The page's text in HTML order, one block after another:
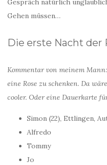
Gespräch natürlich
Gehen müssen…
Die erste Nacht der
Kommentar von meinem
eine Rose zu schenken. Da
cooler. Oder eine Dauerkarte
Simon (22), Ettlingen,
Alfredo
Tommy
Jo